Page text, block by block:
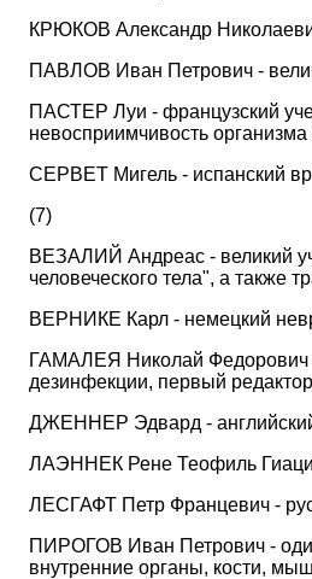
КРЮКОВ Александр
ПАВЛОВ Иван Петрович -
ПАСТЕР Луи - французский
невосприимчивость
СЕРВЕТ Мигель - испанский
(7)
ВЕЗАЛИЙ Андреас - великий
человеческого тела", а также
ВЕРНИКЕ Карл - немецкий
ГАМАЛЕЯ Николай Федорович -
дезинфекции, первый
ДЖЕННЕР Эдвард - английский
ЛАЭННЕК Рене Теофиль
ЛЕСГАФТ Петр Францевич -
ПИРОГОВ Иван Петрович -
внутренние органы, кости,